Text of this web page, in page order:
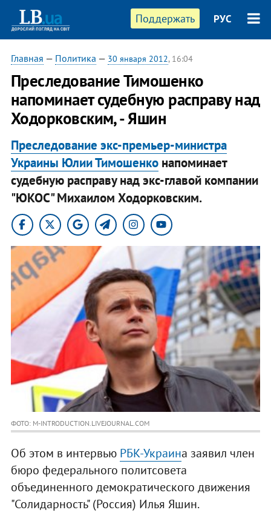
Поддержать РУС
Главная — Политика — 30 января 2012, 16:04
Преследование Тимошенко
напоминает судебную расправу над
Ходорковским, - Яшин
Преследование экс-премьер-министра
Украины Юлии Тимошенконапоминает
судебную расправу над экс-главой компании
"ЮКОС" Михаилом Ходорковским.
ФОТО: M-INTRODUCTION.LIVEJOURNAL.COM
Об этом в интервью РБК-Украина заявил член
бюро федерального политсовета
объединенного демократического движения
"Солидарность" (Россия) Илья Яшин.